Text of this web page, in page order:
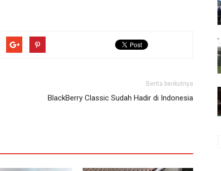
Berita berikutnya
BlackBerry Classic Sudah Hadir di Indonesia